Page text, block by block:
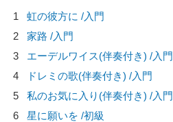
1
虹の彼方に /入門
2
家路 /入門
3
エーデルワイス(伴奏付き) /入門
4
ドレミの歌(伴奏付き) /入門
5
私のお気に入り(伴奏付き) /入門
6
星に願いを /初級